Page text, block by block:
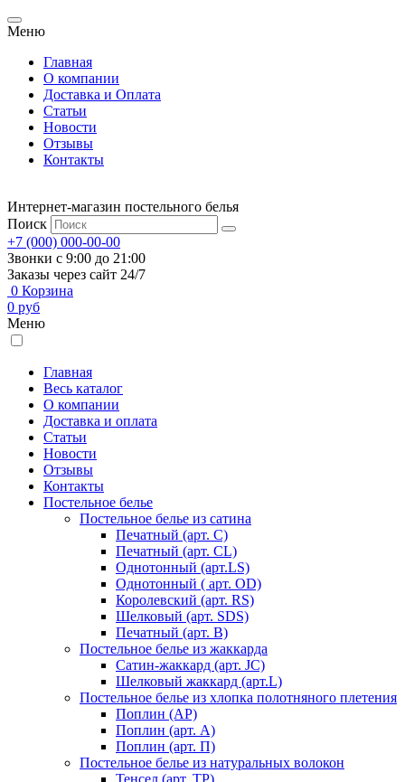
Меню
Главная
О компании
Доставка и Оплата
Статьи
Новости
Отзывы
Контакты
Интернет-магазин постельного белья
Поиск
+7 (000) 000-00-00
Звонки с 9:00 до 21:00
Заказы через сайт 24/7
0 Корзина
0 руб
Меню
Главная
Весь каталог
О компании
Доставка и оплата
Статьи
Новости
Отзывы
Контакты
Постельное белье
Постельное белье из сатина
Печатный (арт. С)
Печатный (арт. СL)
Однотонный (арт.LS)
Однотонный ( арт. OD)
Королевский (арт. RS)
Шелковый (арт. SDS)
Печатный (арт. В)
Постельное белье из жаккарда
Сатин-жаккард (арт. JC)
Шелковый жаккард (арт.L)
Постельное белье из хлопка полотняного плетения
Поплин (AP)
Поплин (арт. А)
Поплин (арт. П)
Постельное белье из натуральных волокон
Тенсел (арт. ТР)